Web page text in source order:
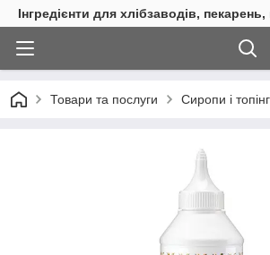
Інгредієнти для хлібзаводів,
Товари та послуги Сиропи і